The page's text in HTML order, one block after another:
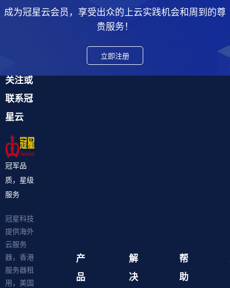
成为冠星云会员，享受出众的上云实践机会和周到的尊
贵服务！
立即注册
关注或
联系冠
星云
冠军品
质，星级
服务
冠星科技
提供海外
云服务
器，香港
服务器租
用，美国
产
品
解
决
帮
助